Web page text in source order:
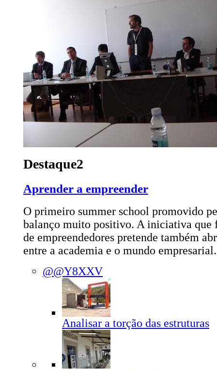
Destaque2
Aprender a empreender
O primeiro summer school promovido
balanço muito positivo. A iniciativa que
de empreendedores pretende também
entre a academia e o mundo
@@Y8XXV
Analisar a torção das estruturas